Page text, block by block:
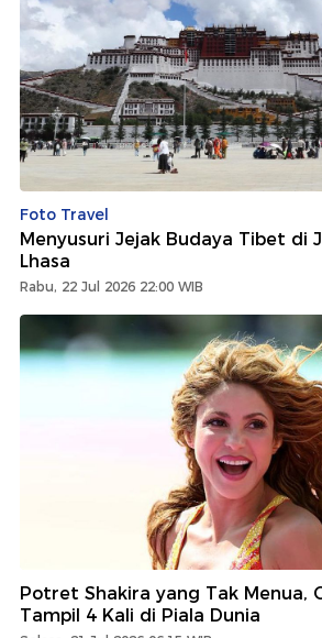
Foto Travel
Menyusuri Jejak Budaya Tibet di
Lhasa
Rabu, 22 Jul 2026 22:00 WIB
Potret Shakira yang Tak Menua,
Tampil 4 Kali di Piala Dunia